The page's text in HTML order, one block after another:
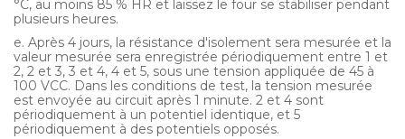
°C, au moins 85 % HR et laissez le four se stabiliser pendant
plusieurs heures.
e. Après 4 jours, la résistance d'isolement sera mesurée et la
valeur mesurée sera enregistrée périodiquement entre 1 et
2, 2 et 3, 3 et 4, 4 et 5, sous une tension appliquée de 45 à
100 VCC. Dans les conditions de test, la tension mesurée
est envoyée au circuit après 1 minute. 2 et 4 sont
périodiquement à un potentiel identique, et 5
périodiquement à des potentiels opposés.